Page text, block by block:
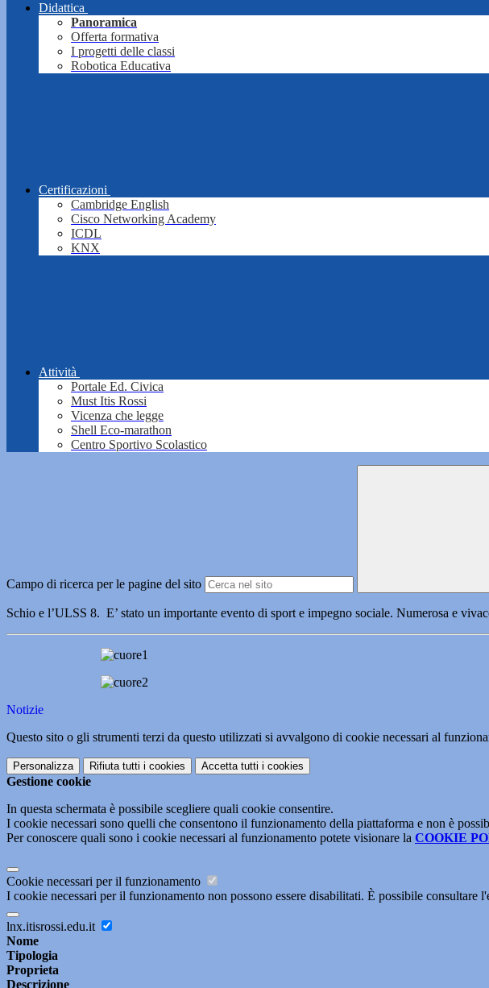
Didattica
Panoramica
Offerta formativa
I progetti delle classi
Robotica Educativa
Certificazioni
Cambridge English
Cisco Networking Academy
ICDL
KNX
Attività
Portale Ed. Civica
Must Itis Rossi
Vicenza che legge
Shell Eco-marathon
Centro Sportivo Scolastico
Campo di ricerca per le pagine del sito
Schio e l’ULSS 8. E’ stato un importante evento di sport e impegno sociale. Numerosa e
Notizie
Questo sito o gli strumenti terzi da questo utilizzati si avvalgono di cookie necessari al
Personalizza Rifiuta tutti i cookies Accetta tutti i cookies
Gestione cookie
In questa schermata è possibile scegliere quali cookie consentire.
I cookie necessari sono quelli che consentono il funzionamento della piattaforma e non è
Per conoscere quali sono i cookie necessari al funzionamento potete visionare la COOKIE
Cookie necessari per il funzionamento
I cookie necessari per il funzionamento non possono essere disabilitati. È possibile consultare
lnx.itisrossi.edu.it
Nome
Tipologia
Proprieta
Descrizione